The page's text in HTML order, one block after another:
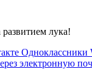
лука!
Одноклассники
электронную